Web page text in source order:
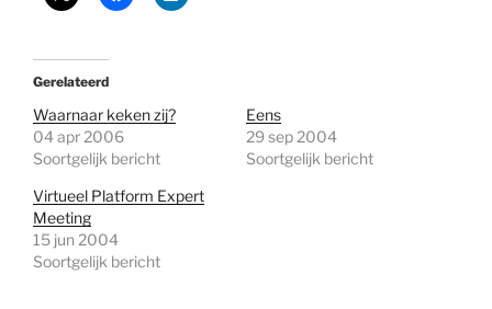
Gerelateerd
Waarnaar keken zij?
04 apr 2006
Soortgelijk bericht
Eens
29 sep 2004
Soortgelijk bericht
Virtueel Platform Expert
Meeting
15 jun 2004
Soortgelijk bericht